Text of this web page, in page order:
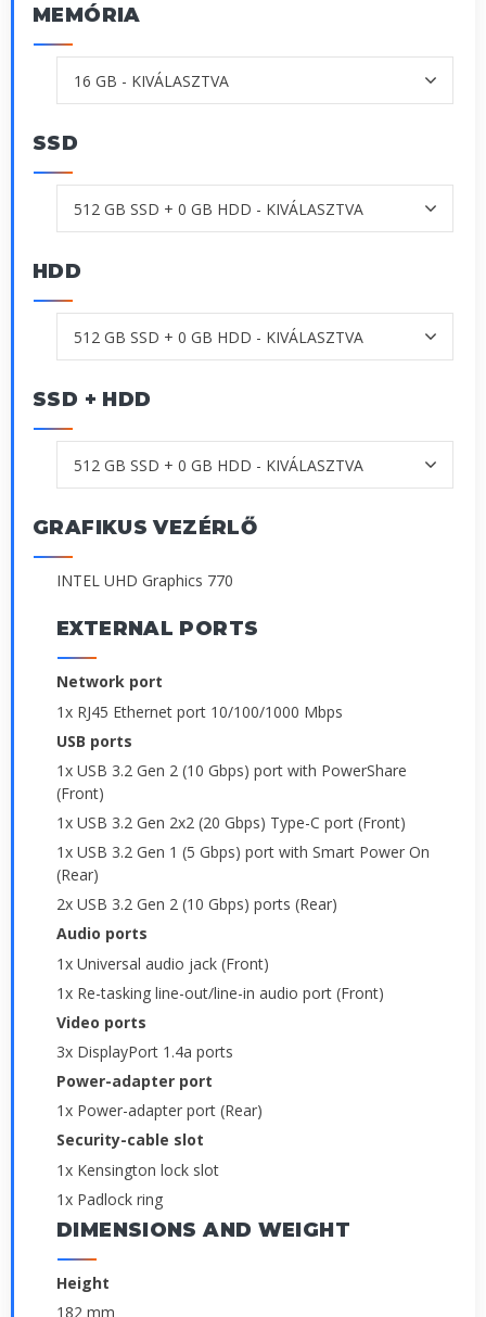
MEMÓRIA
SSD
HDD
SSD + HDD
GRAFIKUS VEZÉRLŐ
INTEL UHD Graphics 770
EXTERNAL PORTS
Network port
1x RJ45 Ethernet port 10/100/1000 Mbps
USB ports
1x USB 3.2 Gen 2 (10 Gbps) port with PowerShare
(Front)
1x USB 3.2 Gen 2x2 (20 Gbps) Type-C port (Front)
1x USB 3.2 Gen 1 (5 Gbps) port with Smart Power On
(Rear)
2x USB 3.2 Gen 2 (10 Gbps) ports (Rear)
Audio ports
1x Universal audio jack (Front)
1x Re-tasking line-out/line-in audio port (Front)
Video ports
3x DisplayPort 1.4a ports
Power-adapter port
1x Power-adapter port (Rear)
Security-cable slot
1x Kensington lock slot
1x Padlock ring
DIMENSIONS AND WEIGHT
Height
182 mm